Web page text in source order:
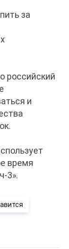
за
российский
и
время
3».